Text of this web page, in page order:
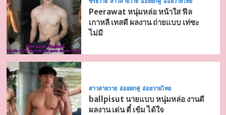
Peerawat หนุ่มหล่อ หน้าใส ฟีล
เกาหลี เทสดี ผลงาน ถ่ายแบบ เท่ซะ
ไม่มี
สาวสายวาย อ่อยยกคู่ อ่อยวายไทย
ballpisut นายแบบ หนุ่มหล่อ งานดี
ผลงาน เด่น ตี๋ เข้ม ได้ใจ